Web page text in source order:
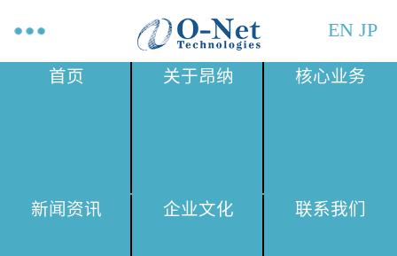
EN JP
首页 关于昂纳 核心业务
新闻资讯 企业文化 联系我们